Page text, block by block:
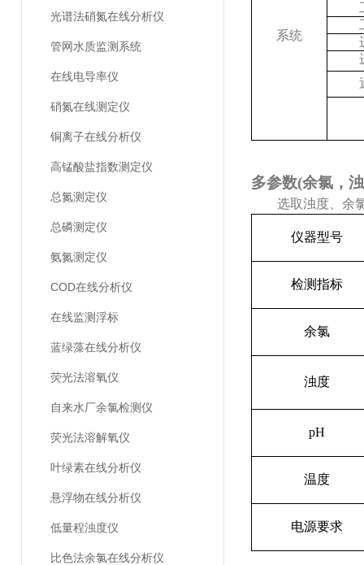
光谱法硝氮在线分析仪
管网水质监测系统
在线电导率仪
硝氮在线测定仪
铜离子在线分析仪
高锰酸盐指数测定仪
总氮测定仪
总磷测定仪
氨氮测定仪
COD在线分析仪
在线监测浮标
蓝绿藻在线分析仪
荧光法溶氧仪
自来水厂余氯检测仪
荧光法溶解氧仪
叶绿素在线分析仪
悬浮物在线分析仪
低量程浊度仪
比色法余氯在线分析仪
系统
多参数(余氯，
选取浊度、余
仪器型号
检测指标
余氯
浊度
pH
温度
电源要求